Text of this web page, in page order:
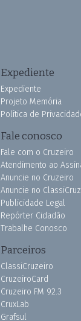
Expediente
Expediente
Projeto Memória
Política de
Fale conosco
Fale com o Cruzeiro
Atendimento ao
Anuncie no Cruzeiro
Anuncie no
Publicidade Legal
Repórter Cidadão
Trabalhe Conosco
Parceiros
ClassiCruzeiro
CruzeiroCard
Cruzeiro FM 92.3
CruxLab
Grafsul